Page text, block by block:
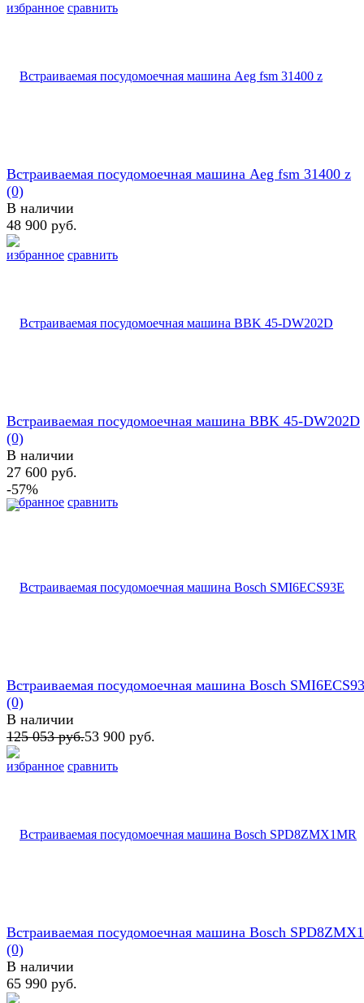
избранное сравнить
избранное сравнить
Встраиваемая посудомоечная машина Aeg fsm 31400 z
(0)
В наличии
48 900 руб.
избранное сравнить
Встраиваемая посудомоечная машина BBK 45-DW202D
(0)
В наличии
27 600 руб.
-57%
избранное сравнить
Встраиваемая посудомоечная машина Bosch
(0)
В наличии
125 053 руб.53 900 руб.
Встраиваемая посудомоечная машина Bosch
(0)
В наличии
65 990 руб.